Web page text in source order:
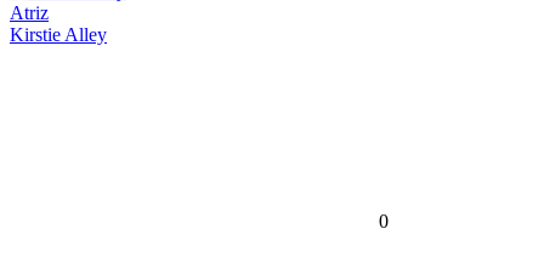
Atriz
Kirstie Alley
0